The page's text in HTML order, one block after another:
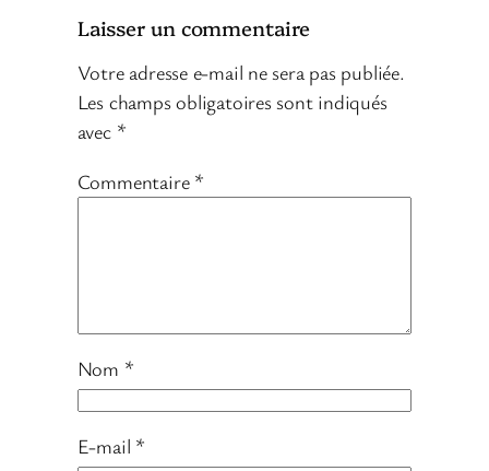
Laisser un commentaire
Votre adresse e-mail ne sera pas publiée.
Les champs obligatoires sont indiqués
avec *
Commentaire *
Nom *
E-mail *